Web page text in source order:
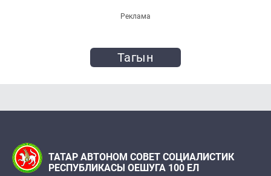
Реклама
Тагын
ТАТАР АВТОНОМ СОВЕТ СОЦИАЛИСТИК
РЕСПУБЛИКАСЫ ОЕШУГА 100 ЕЛ